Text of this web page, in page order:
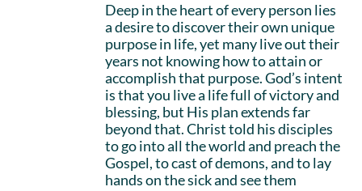
Deep in the heart of every person lies
a desire to discover their own unique
purpose in life, yet many live out their
years not knowing how to attain or
accomplish that purpose. God’s intent
is that you live a life full of victory and
blessing, but His plan extends far
beyond that. Christ told his disciples
to go into all the world and preach the
Gospel, to cast of demons, and to lay
hands on the sick and see them